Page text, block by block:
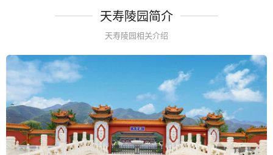
天寿陵园简介
天寿陵园相关介绍